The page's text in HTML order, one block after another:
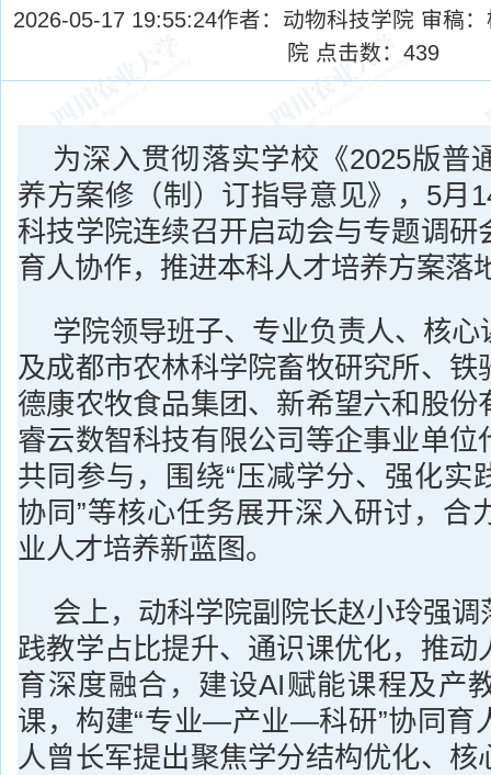
2026-05-17 19:55:24作者：动物科技学院 审稿
院 点击数： 439
为深入贯彻落实学校《2025版普
养方案修（制）订指导意见》，5月
科技学院连续召开启动会与专题调研
育人协作，推进本科人才培养方案落
学院领导班子、专业负责人、核
及成都市农林科学院畜牧研究所、铁
德康农牧食品集团、新希望六和股份
睿云数智科技有限公司等企事业单位
共同参与，围绕“压减学分、强化实
协同”等核心任务展开深入研讨，合
业人才培养新蓝图。
会上，动科学院副院长赵小玲强
践教学占比提升、通识课优化，推动
育深度融合，建设AI赋能课程及产
课，构建“专业—产业—科研”协同育
人曾长军提出聚焦学分结构优化、核